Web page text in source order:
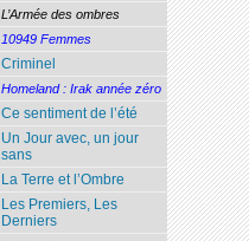
L’Armée des ombres
10949 Femmes
Criminel
Homeland : Irak année zéro
Ce sentiment de l’été
Un Jour avec, un jour
sans
La Terre et l’Ombre
Les Premiers, Les
Derniers